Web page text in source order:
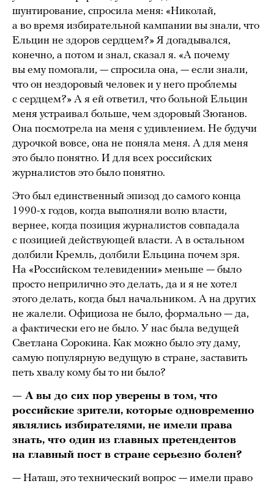
шунтирование, спросила меня: «Николай,
а во время избирательной кампании вы знали, что
Ельцин не здоров сердцем?» Я догадывался,
конечно, а потом и знал, сказал я. «А почему
вы ему помогали, — спросила она, — если знали,
что он нездоровый человек и у него проблемы
с сердцем?» А я ей ответил, что больной Ельцин
меня устраивал больше, чем здоровый Зюганов.
Она посмотрела на меня с удивлением. Не будучи
дурочкой вовсе, она не поняла меня. А для меня
это было понятно. И для всех российских
журналистов это было понятно.
Это был единственный эпизод до самого конца
1990-х годов, когда выполняли волю власти,
вернее, когда позиция журналистов совпадала
с позицией действующей власти. А в остальном
долбили Кремль, долбили Ельцина почем зря.
На «Российском телевидении» меньше — было
просто неприлично это делать, да и я не хотел
этого делать, когда был начальником. А на других
не жалели. Официоза не было, формально — да,
а фактически его не было. У нас была ведущей
Светлана Сорокина. Как можно было эту даму,
самую популярную ведущую в стране, заставить
петь хвалу кому бы то ни было?
— А вы до сих пор уверены в том, что
российские зрители, которые одновременно
являлись избирателями, не имели права
знать, что один из главных претендентов
на главный пост в стране серьезно болен?
— Наташ, это технический вопрос — имели право